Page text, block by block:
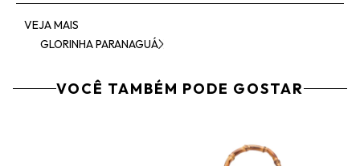
VEJA MAIS
GLORINHA PARANAGUÁ
VOCÊ TAMBÉM PODE GOSTAR